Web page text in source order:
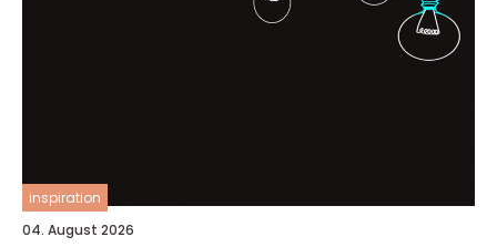
inspiration
04. August 2026